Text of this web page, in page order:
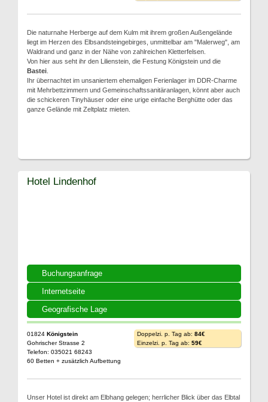
Die naturnahe Herberge auf dem Kulm mit ihrem großen Außengelände
liegt im Herzen des Elbsandsteingebirges, unmittelbar am "Malerweg", am
Waldrand und ganz in der Nähe von zahlreichen Kletterfelsen.
Von hier aus seht ihr den Lilienstein, die Festung Königstein und die
Bastei
Ihr übernachtet im unsaniertem ehemaligen Ferienlager im DDR-Charme
mit Mehrbettzimmern und Gemeinschaftssanitäranlagen, könnt aber auch
die schickeren Tinyhäuser oder eine urige einfache Berghütte oder das
ganze Gelände mit Zeltplatz mieten.
Buchungsanfrage
Internetseite
Geografische Lage
Hotel Lindenhof
01824 Königstein
Gohrischer Strasse 2
Telefon: 035021 68243
60 Betten + zusätzlich Aufbettung
Doppelzi. p. Tag ab: 84€
Einzelzi. p. Tag ab: 59€
Unser Hotel ist direkt am Elbhang gelegen; herrlicher Blick über das Elbtal